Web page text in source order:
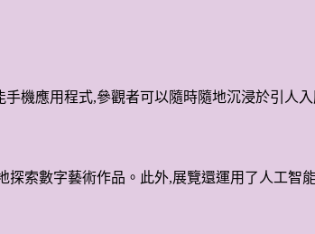
機應用程式,參觀者可以隨時隨地沉浸於引人
索數字藝術作品。此外,展覽還運用了人工智